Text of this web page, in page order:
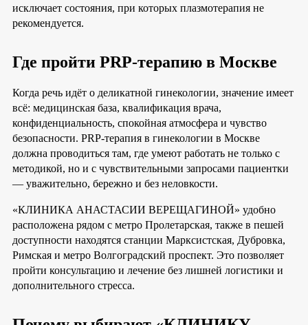
исключает состояния, при которых плазмотерапия не
рекомендуется.
Где пройти PRP-терапию в Москве
Когда речь идёт о деликатной гинекологии, значение имеет
всё: медицинская база, квалификация врача,
конфиденциальность, спокойная атмосфера и чувство
безопасности. PRP-терапия в гинекологии в Москве
должна проводиться там, где умеют работать не только с
методикой, но и с чувствительными запросами пациентки
— уважительно, бережно и без неловкости.
«КЛИНИКА АНАСТАСИИ ВЕРЕЩАГИНОЙ» удобно
расположена рядом с метро Пролетарская, также в пешей
доступности находятся станции Марксистская, Дубровка,
Римская и метро Волгоградский проспект. Это позволяет
пройти консультацию и лечение без лишней логистики и
дополнительного стресса.